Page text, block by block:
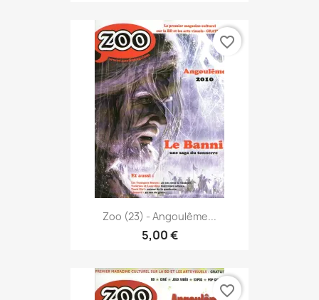
Zoo (23) - Angoulême...
5,00 €
favorite_border
favorite_border